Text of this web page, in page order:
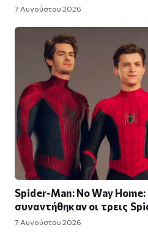
7 Αυγούστου 2026
Spider-Man: No Way Home:
συναντήθηκαν οι τρεις
7 Αυγούστου 2026